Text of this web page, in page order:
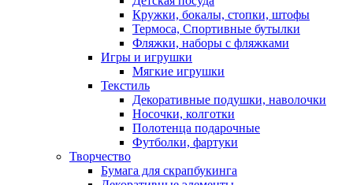
Кружки, бокалы, стопки, штофы
Термоса, Спортивные бутылки
Фляжки, наборы с фляжками
Игры и игрушки
Мягкие игрушки
Текстиль
Декоративные подушки, наволочки
Носочки, колготки
Полотенца подарочные
Футболки, фартуки
Творчество
Бумага для скрапбукинга